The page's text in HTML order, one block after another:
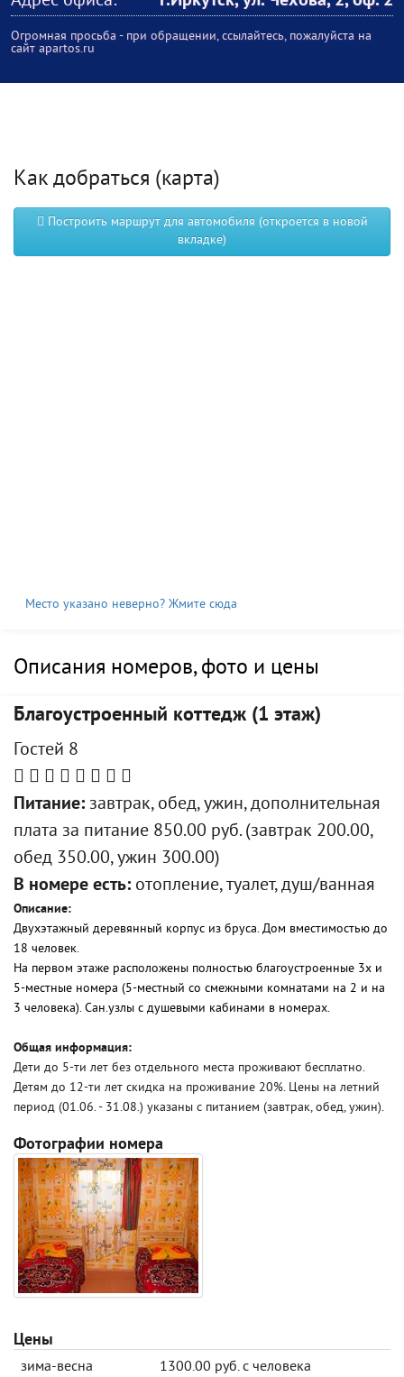
Огромная просьба - при обращении, ссылайтесь, пожалуйста на
сайт apartos.ru
Как добраться (карта)
Построить маршрут для автомобиля (откроется в новой
вкладке)
Место указано неверно? Жмите сюда
Описания номеров, фото и цены
Благоустроенный коттедж (1 этаж)
Гостей 8
Питание: завтрак, обед, ужин, дополнительная
плата за питание 850.00 руб. (завтрак 200.00,
обед 350.00, ужин 300.00)
В номере есть: отопление, туалет, душ/ванная
Описание:
Двухэтажный деревянный корпус из бруса. Дом вместимостью до
18 человек.
На первом этаже расположены полностью благоустроенные 3х и
5-местные номера (5-местный со смежными комнатами на 2 и на
3 человека). Сан.узлы с душевыми кабинами в номерах.
Общая информация:
Дети до 5-ти лет без отдельного места проживают бесплатно.
Детям до 12-ти лет скидка на проживание 20%. Цены на летний
период (01.06. - 31.08.) указаны с питанием (завтрак, обед, ужин).
Фотографии номера
Цены
зима-весна
1300.00 руб. с человека